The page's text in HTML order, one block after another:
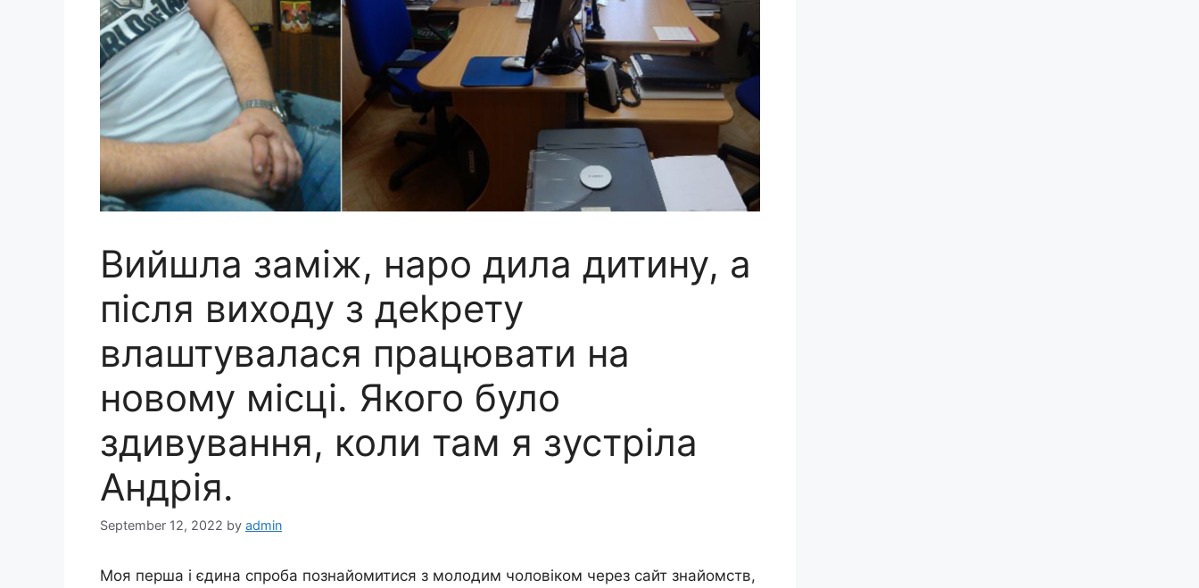
Вийшла заміж, наро дила дитину, а
після виходу з деkрету
влаштувалася працювати на
новому місці. Якого було
здивування, коли там я зустріла
Андрія.
September 12, 2022 by admin
Моя перша і єдина спроба познайомитися з молодим чоловіком через сайт знайомств,